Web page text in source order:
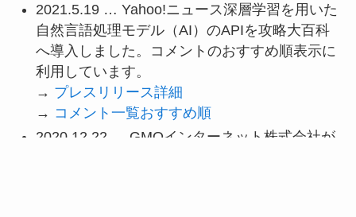
2021.5.19 … Yahoo!ニュース深層学習を用いた
自然言語処理モデル（AI）のAPIを攻略大百科
へ導入しました。コメントのおすすめ順表示に
利用しています。
→ プレスリリース詳細
→ コメント一覧おすすめ順
2020.12.22 … GMOインターネット株式会社が